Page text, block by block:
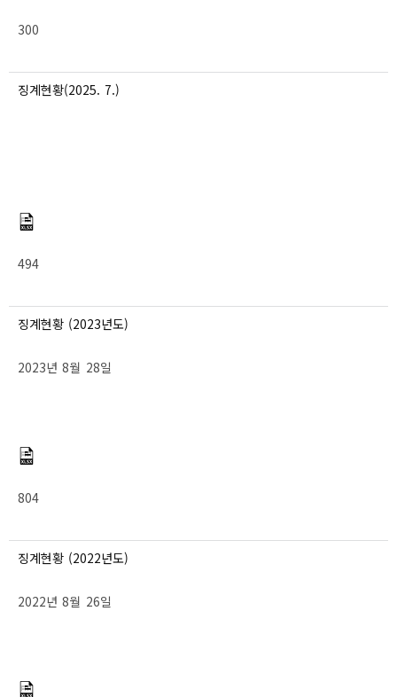
300
징계현황(2025. 7.)
494
징계현황 (2023년도)
2023년 8월 28일
804
징계현황 (2022년도)
2022년 8월 26일